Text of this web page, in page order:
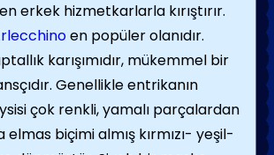
erkek hizmetkarlarla kırıştırır.
en popüler olanıdır.
karışımıdır, mükemmel bir
Genellikle entrikanın
çok renkli, yamalı parçalardan
biçimi almış kırmızı- yeşil-